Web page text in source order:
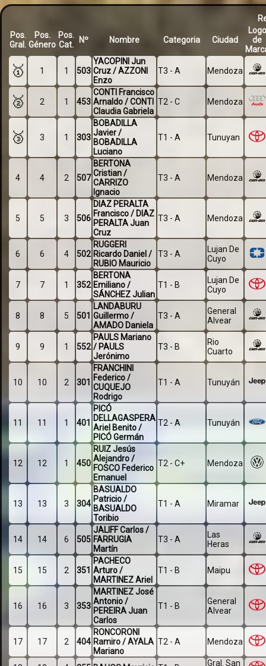
Pos.
Gral.
Pos.
Género
Pos.
Cat.
Nº Nombre Categoria Ciudad
Logo
de
🥇 1 1 503
YACOPINI Jun
Cruz / AZZONI
Enzo
T3 - A Mendoza
🥈 2 1 453
CONTI Francisco
Arnaldo / CONTI
Claudia Gabriela
T2 - C Mendoza
🥉 3 1 303
BOBADILLA
Javier /
BOBADILLA
Luciano
T1 - A Tunuyan
4 4 2 507
BERTONA
Cristian /
CARRIZO
Ignacio
T3 - A Mendoza
5 5 3 506
DIAZ PERALTA
Francisco / DIAZ
PERALTA Juan
Cruz
T3 - A Mendoza
6 6 4 502
RUGGERI
Ricardo Daniel /
RUBIO Mauricio
T3 - A
Lujan De
Cuyo
7 7 1 352
BERTONA
Emiliano /
SÁNCHEZ Julian
T1 - B
Lujan De
Cuyo
8 8 5 501
LANDABURU
Guillermo /
AMADO Daniela
T3 - A
General
Alvear
9 9 1 552
PAULS Mariano
/ PAULS
Jerónimo
T3 - B
Rio
Cuarto
10 10 2 301
FRANCHINI
Federico /
CUQUEJO
Rodrigo
T1 - A Tunuyán
11 11 1 401
PICÓ
DELLAGASPERA
Ariel Benito /
PICÓ Germán
T2 - A Tunuyán
12 12 1 450
RUIZ Jesús
Alejandro /
FOSCO Federico
Emanuel
T2 - C+ Mendoza
13 13 3 304
BASUALDO
Patricio /
BASUALDO
Toribio
T1 - A Miramar
14 14 6 505
JALIFF Carlos /
FARRUGIA
Martín
T3 - A
Las
Heras
15 15 2 351
PACHECO
Arturo /
MARTINEZ Ariel
T1 - B Maipu
16 16 3 353
MARTINEZ José
Antonio /
PEREIRA Juan
Carlos
T1 - B
General
Alvear
17 17 2 404
RONCORONI
Ramiro / AYALA
Mariano
T2 - A Mendoza
Gral. San